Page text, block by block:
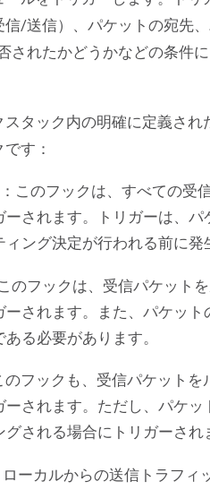
/送信）、パケットの宛先
されたかどうかなどの条件
タック内の明確に定義され
す：
：このフックは、すべての受
ーされます。トリガーは、パ
ィング決定が行われる前に発
のフックは、受信パケット
ーされます。また、パケット
る必要があります。
のフックも、受信パケットを
ーされます。ただし、パケッ
グされる場合にトリガーされ
ーカルからの送信トラフィ